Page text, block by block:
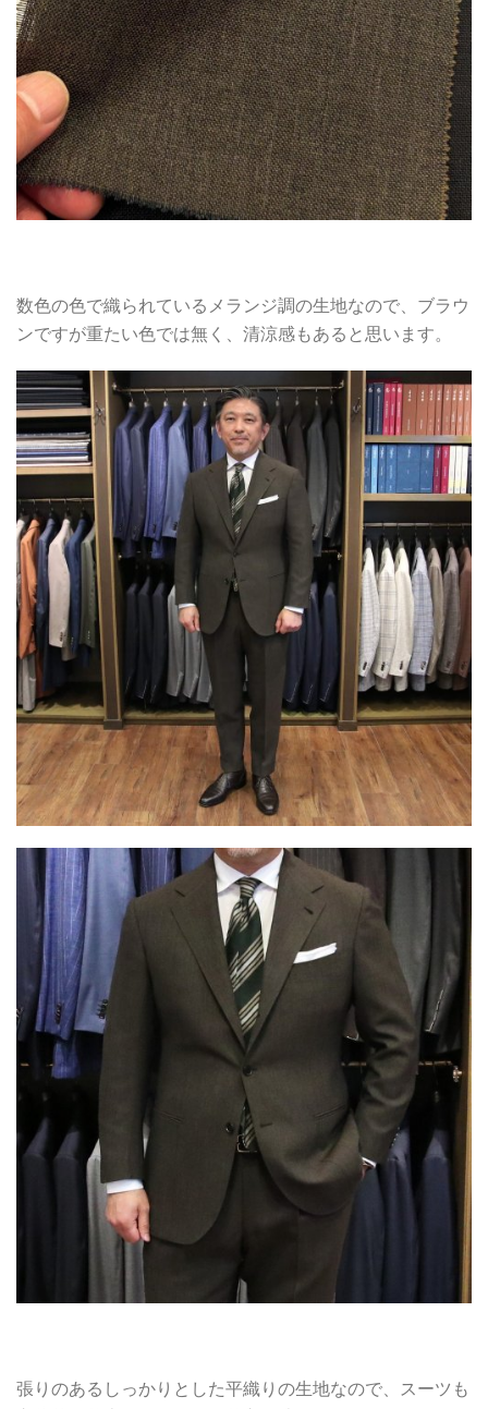
数色の色で織られているメランジ調の生地なので、ブラウ
ンですが重たい色では無く、清涼感もあると思います。
張りのあるしっかりとした平織りの生地なので、スーツも